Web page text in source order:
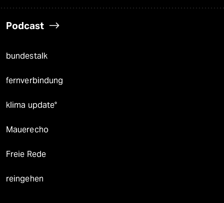
Podcast
bundestalk
fernverbindung
klima update°
Mauerecho
Freie Rede
reingehen